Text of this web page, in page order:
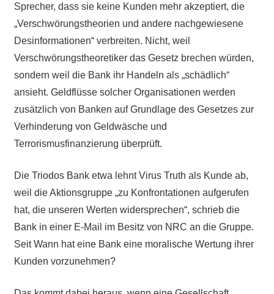
Sprecher, dass sie keine Kunden mehr akzeptiert, die
„Verschwörungstheorien und andere nachgewiesene
Desinformationen“ verbreiten. Nicht, weil
Verschwörungstheoretiker das Gesetz brechen würden,
sondern weil die Bank ihr Handeln als „schädlich“
ansieht. Geldflüsse solcher Organisationen werden
zusätzlich von Banken auf Grundlage des Gesetzes zur
Verhinderung von Geldwäsche und
Terrorismusfinanzierung überprüft.
Die Triodos Bank etwa lehnt Virus Truth als Kunde ab,
weil die Aktionsgruppe „zu Konfrontationen aufgerufen
hat, die unseren Werten widersprechen“, schrieb die
Bank in einer E-Mail im Besitz von NRC an die Gruppe.
Seit Wann hat eine Bank eine moralische Wertung ihrer
Kunden vorzunehmen?